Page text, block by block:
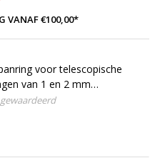
VANAF €100,00*
voor telescopische
van 1 en 2 mm
W4 (RVS 304)